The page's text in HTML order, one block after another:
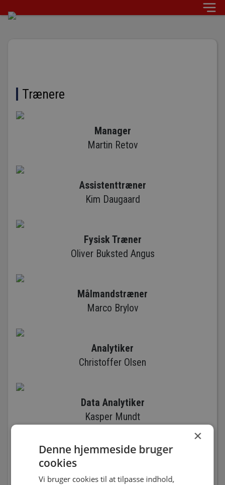
Trænere
Manager
Martin Retov
Assistenttræner
Kim Daugaard
Fysisk Træner
Oliver Buksted Angus
Målmandstræner
Marco Brylov
Analytiker
Christoffer Olsen
Data Analytiker
Kasper Mundt
Sundhed
×
Denne hjemmeside bruger
cookies
Vi bruger cookies til at tilpasse indhold,